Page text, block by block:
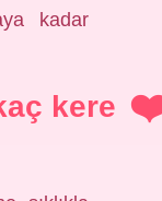
kadar
kere